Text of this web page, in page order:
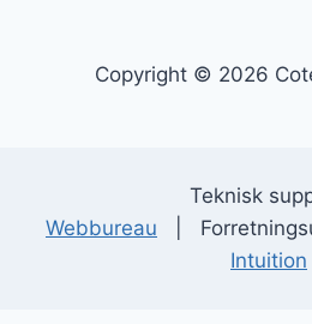
Copyright © 2026
Teknisk
Webbureau |
Intuition